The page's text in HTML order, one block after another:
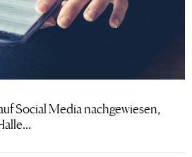
Social Media nachgewiesen,